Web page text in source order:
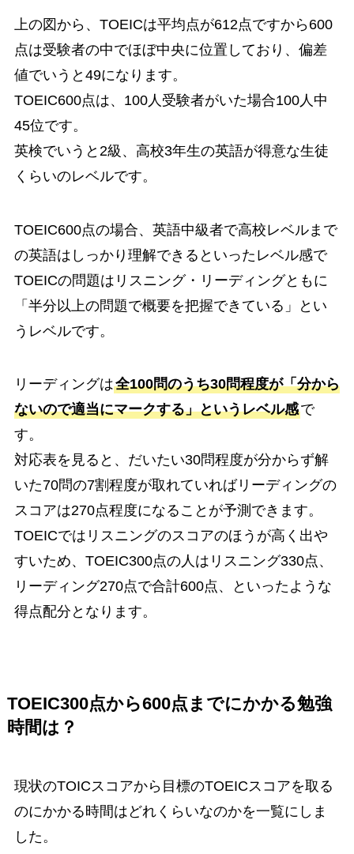
上の図から、TOEICは平均点が612点ですから600
点は受験者の中でほぼ中央に位置しており、偏差
値でいうと49になります。
TOEIC600点は、100人受験者がいた場合100人中
45位です。
英検でいうと2級、高校3年生の英語が得意な生徒
くらいのレベルです。
TOEIC600点の場合、英語中級者で高校レベルまで
の英語はしっかり理解できるといったレベル感で
TOEICの問題はリスニング・リーディングともに
「半分以上の問題で概要を把握できている」とい
うレベルです。
リーディングは全100問のうち30問程度が「分から
ないので適当にマークする」というレベル感で
す。
対応表を見ると、だいたい30問程度が分からず解
いた70問の7割程度が取れていればリーディングの
スコアは270点程度になることが予測できます。
TOEICではリスニングのスコアのほうが高く出や
すいため、TOEIC300点の人はリスニング330点、
リーディング270点で合計600点、といったような
得点配分となります。
TOEIC300点から600点までにかかる勉強
時間は？
現状のTOICスコアから目標のTOEICスコアを取る
のにかかる時間はどれくらいなのかを一覧にしま
した。